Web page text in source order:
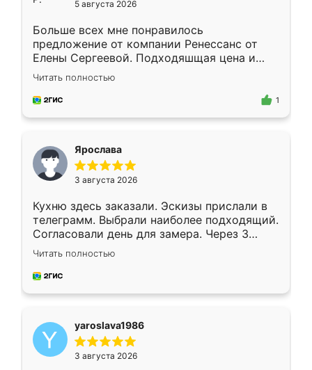
5 августа 2026
Больше всех мне понравилось
предложение от компании Ренессанс от
Елены Сергеевой. Подходяшщая цена и
короткие сроки изготовления. Приехавший
для замера сотрудник Владислав
предложил по моему эскизу самый
Читать полностью
1
Ярослава
3 августа 2026
Кухню здесь заказали. Эскизы прислали в
телеграмм. Выбрали наиболее подходящий.
Согласовали день для замера. Через 3
недели кухня была уже готова. Остались
довольны работой. Спасибо Ренессанс
мебель за качественную работу!
Читать полностью
yaroslava1986
3 августа 2026